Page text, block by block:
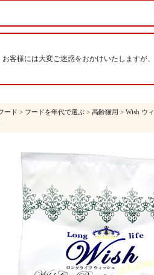
客様には大変ご迷惑をおかけいたしますが、
ード > フードを年代で選ぶ > 高齢猫用 > Wish ウ